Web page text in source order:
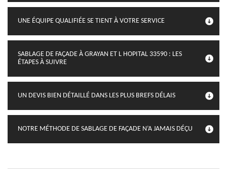
UNE ÉQUIPE QUALIFIÉE SE TIENT À VOTRE SERVICE
SABLAGE DE FAÇADE À GRAYAN ET L HOPITAL 33590 : LES
ÉTAPES À SUIVRE
UN DEVIS BIEN DÉTAILLÉ DANS LES PLUS BREFS DÉLAIS
NOTRE MÉTHODE DE SABLAGE DE FAÇADE N’A JAMAIS DÉÇU